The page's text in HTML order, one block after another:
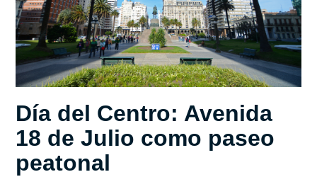
Día del Centro: Avenida
18 de Julio como paseo
peatonal